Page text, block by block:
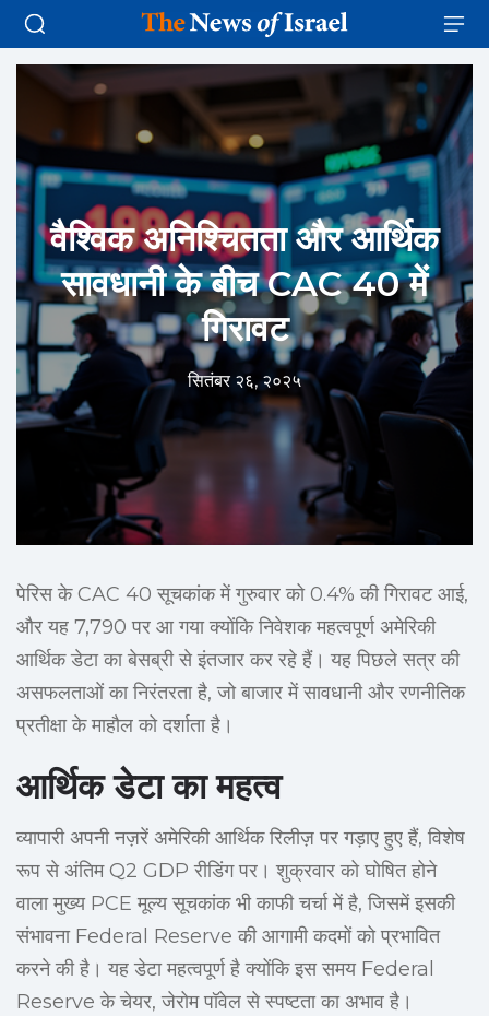
वैश्विक अनिश्चितता और आर्थिक
सावधानी के बीच CAC 40 में
गिरावट
सितंबर २६, २०२५
पेरिस के CAC 40 सूचकांक में गुरुवार को 0.4% की गिरावट आई,
और यह 7,790 पर आ गया क्योंकि निवेशक महत्वपूर्ण अमेरिकी
आर्थिक डेटा का बेसब्री से इंतजार कर रहे हैं। यह पिछले सत्र की
असफलताओं का निरंतरता है, जो बाजार में सावधानी और रणनीतिक
प्रतीक्षा के माहौल को दर्शाता है।
आर्थिक डेटा का महत्व
व्यापारी अपनी नज़रें अमेरिकी आर्थिक रिलीज़ पर गड़ाए हुए हैं, विशेष
रूप से अंतिम Q2 GDP रीडिंग पर। शुक्रवार को घोषित होने
वाला मुख्य PCE मूल्य सूचकांक भी काफी चर्चा में है, जिसमें इसकी
संभावना Federal Reserve की आगामी कदमों को प्रभावित
करने की है। यह डेटा महत्वपूर्ण है क्योंकि इस समय Federal
Reserve के चेयर, जेरोम पॉवेल से स्पष्टता का अभाव है।